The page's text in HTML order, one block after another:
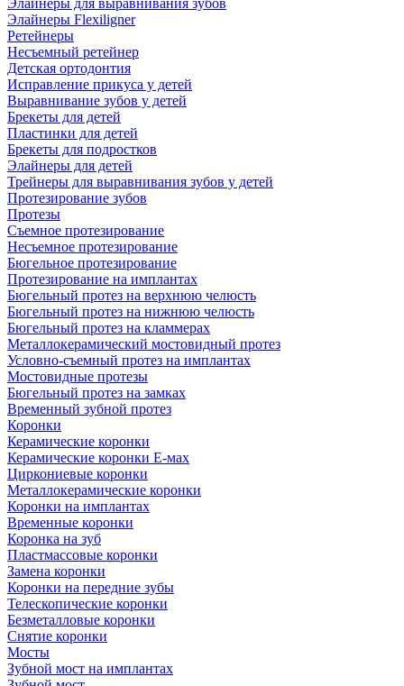
Элайнеры для выравнивания зубов
Элайнеры Flexiligner
Ретейнеры
Несъемный ретейнер
Детская ортодонтия
Исправление прикуса у детей
Выравнивание зубов у детей
Брекеты для детей
Пластинки для детей
Брекеты для подростков
Элайнеры для детей
Трейнеры для выравнивания зубов у детей
Протезирование зубов
Протезы
Съемное протезирование
Несъемное протезирование
Бюгельное протезирование
Протезирование на имплантах
Бюгельный протез на верхнюю челюсть
Бюгельный протез на нижнюю челюсть
Бюгельный протез на кламмерах
Металлокерамический мостовидный протез
Условно-съемный протез на имплантах
Мостовидные протезы
Бюгельный протез на замках
Временный зубной протез
Коронки
Керамические коронки
Керамические коронки Е-мах
Циркониевые коронки
Металлокерамические коронки
Коронки на имплантах
Временные коронки
Коронка на зуб
Пластмассовые коронки
Замена коронки
Коронки на передние зубы
Телескопические коронки
Безметалловые коронки
Снятие коронки
Мосты
Зубной мост на имплантах